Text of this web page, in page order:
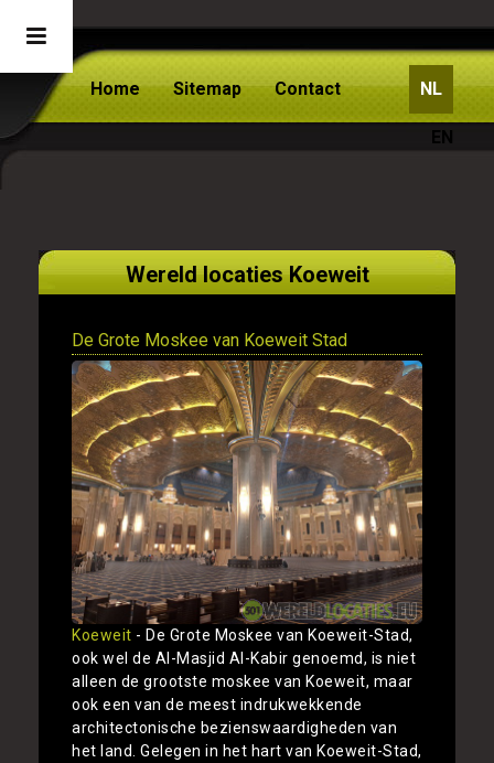
Home Sitemap Contact NL
EN
Wereld locaties Koeweit
De Grote Moskee van Koeweit Stad
Koeweit - De Grote Moskee van Koeweit-Stad,
ook wel de Al-Masjid Al-Kabir genoemd, is niet
alleen de grootste moskee van Koeweit, maar
ook een van de meest indrukwekkende
architectonische bezienswaardigheden van
het land. Gelegen in het hart van Koeweit-Stad,